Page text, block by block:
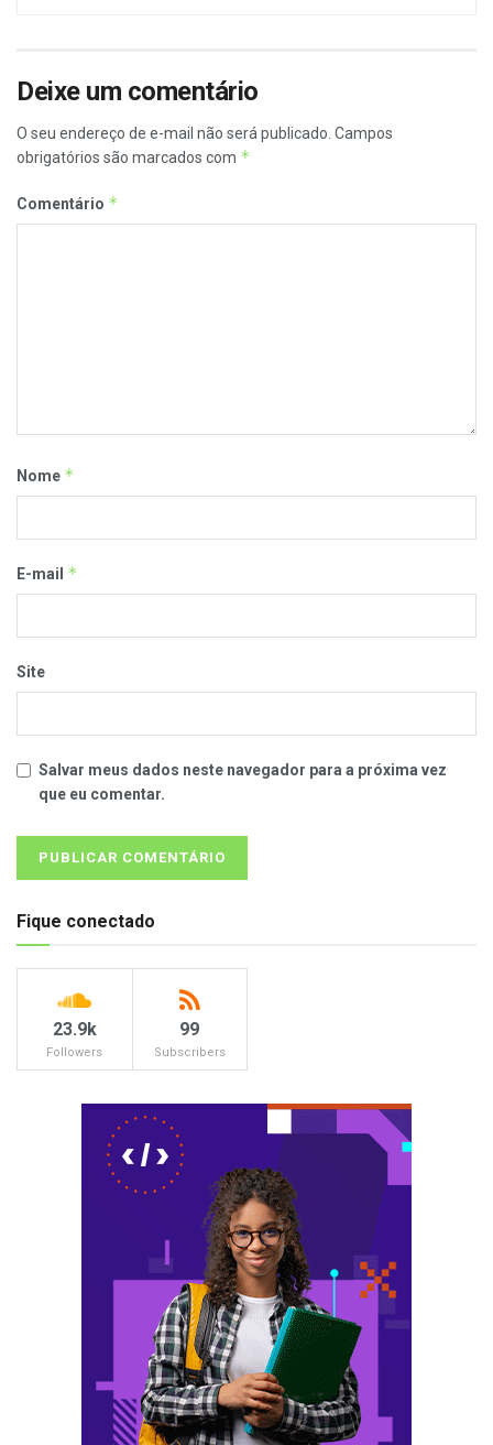
Deixe um comentário
O seu endereço de e-mail não será publicado. Campos
obrigatórios são marcados com *
Comentário *
Nome *
E-mail *
Site
Salvar meus dados neste navegador para a próxima vez
que eu comentar.
Fique conectado
23.9k
Followers
99
Subscribers